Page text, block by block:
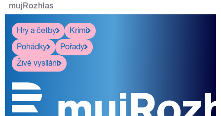
mujRozhlas
Hry a četby
Krimi
Pohádky
Pořady
Živé vysílání